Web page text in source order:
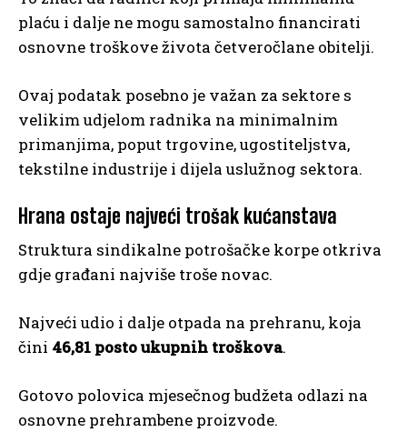
plaću i dalje ne mogu samostalno financirati
osnovne troškove života četveročlane obitelji.
Ovaj podatak posebno je važan za sektore s
velikim udjelom radnika na minimalnim
primanjima, poput trgovine, ugostiteljstva,
tekstilne industrije i dijela uslužnog sektora.
Hrana ostaje najveći trošak kućanstava
Struktura sindikalne potrošačke korpe otkriva
gdje građani najviše troše novac.
Najveći udio i dalje otpada na prehranu, koja
čini 46,81 posto ukupnih troškova.
Gotovo polovica mjesečnog budžeta odlazi na
osnovne prehrambene proizvode.